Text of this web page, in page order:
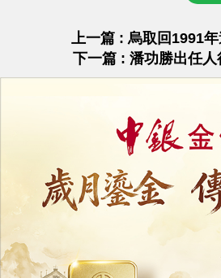
上一篇 : 烏取回1991年
下一篇 : 潘功勝出任人